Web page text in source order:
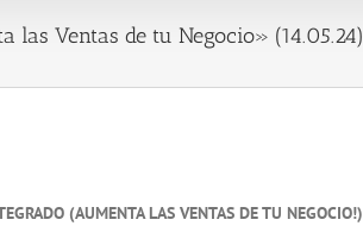
las Ventas de tu Negocio»
(AUMENTA LAS VENTAS DE TU NEGOCIO!)